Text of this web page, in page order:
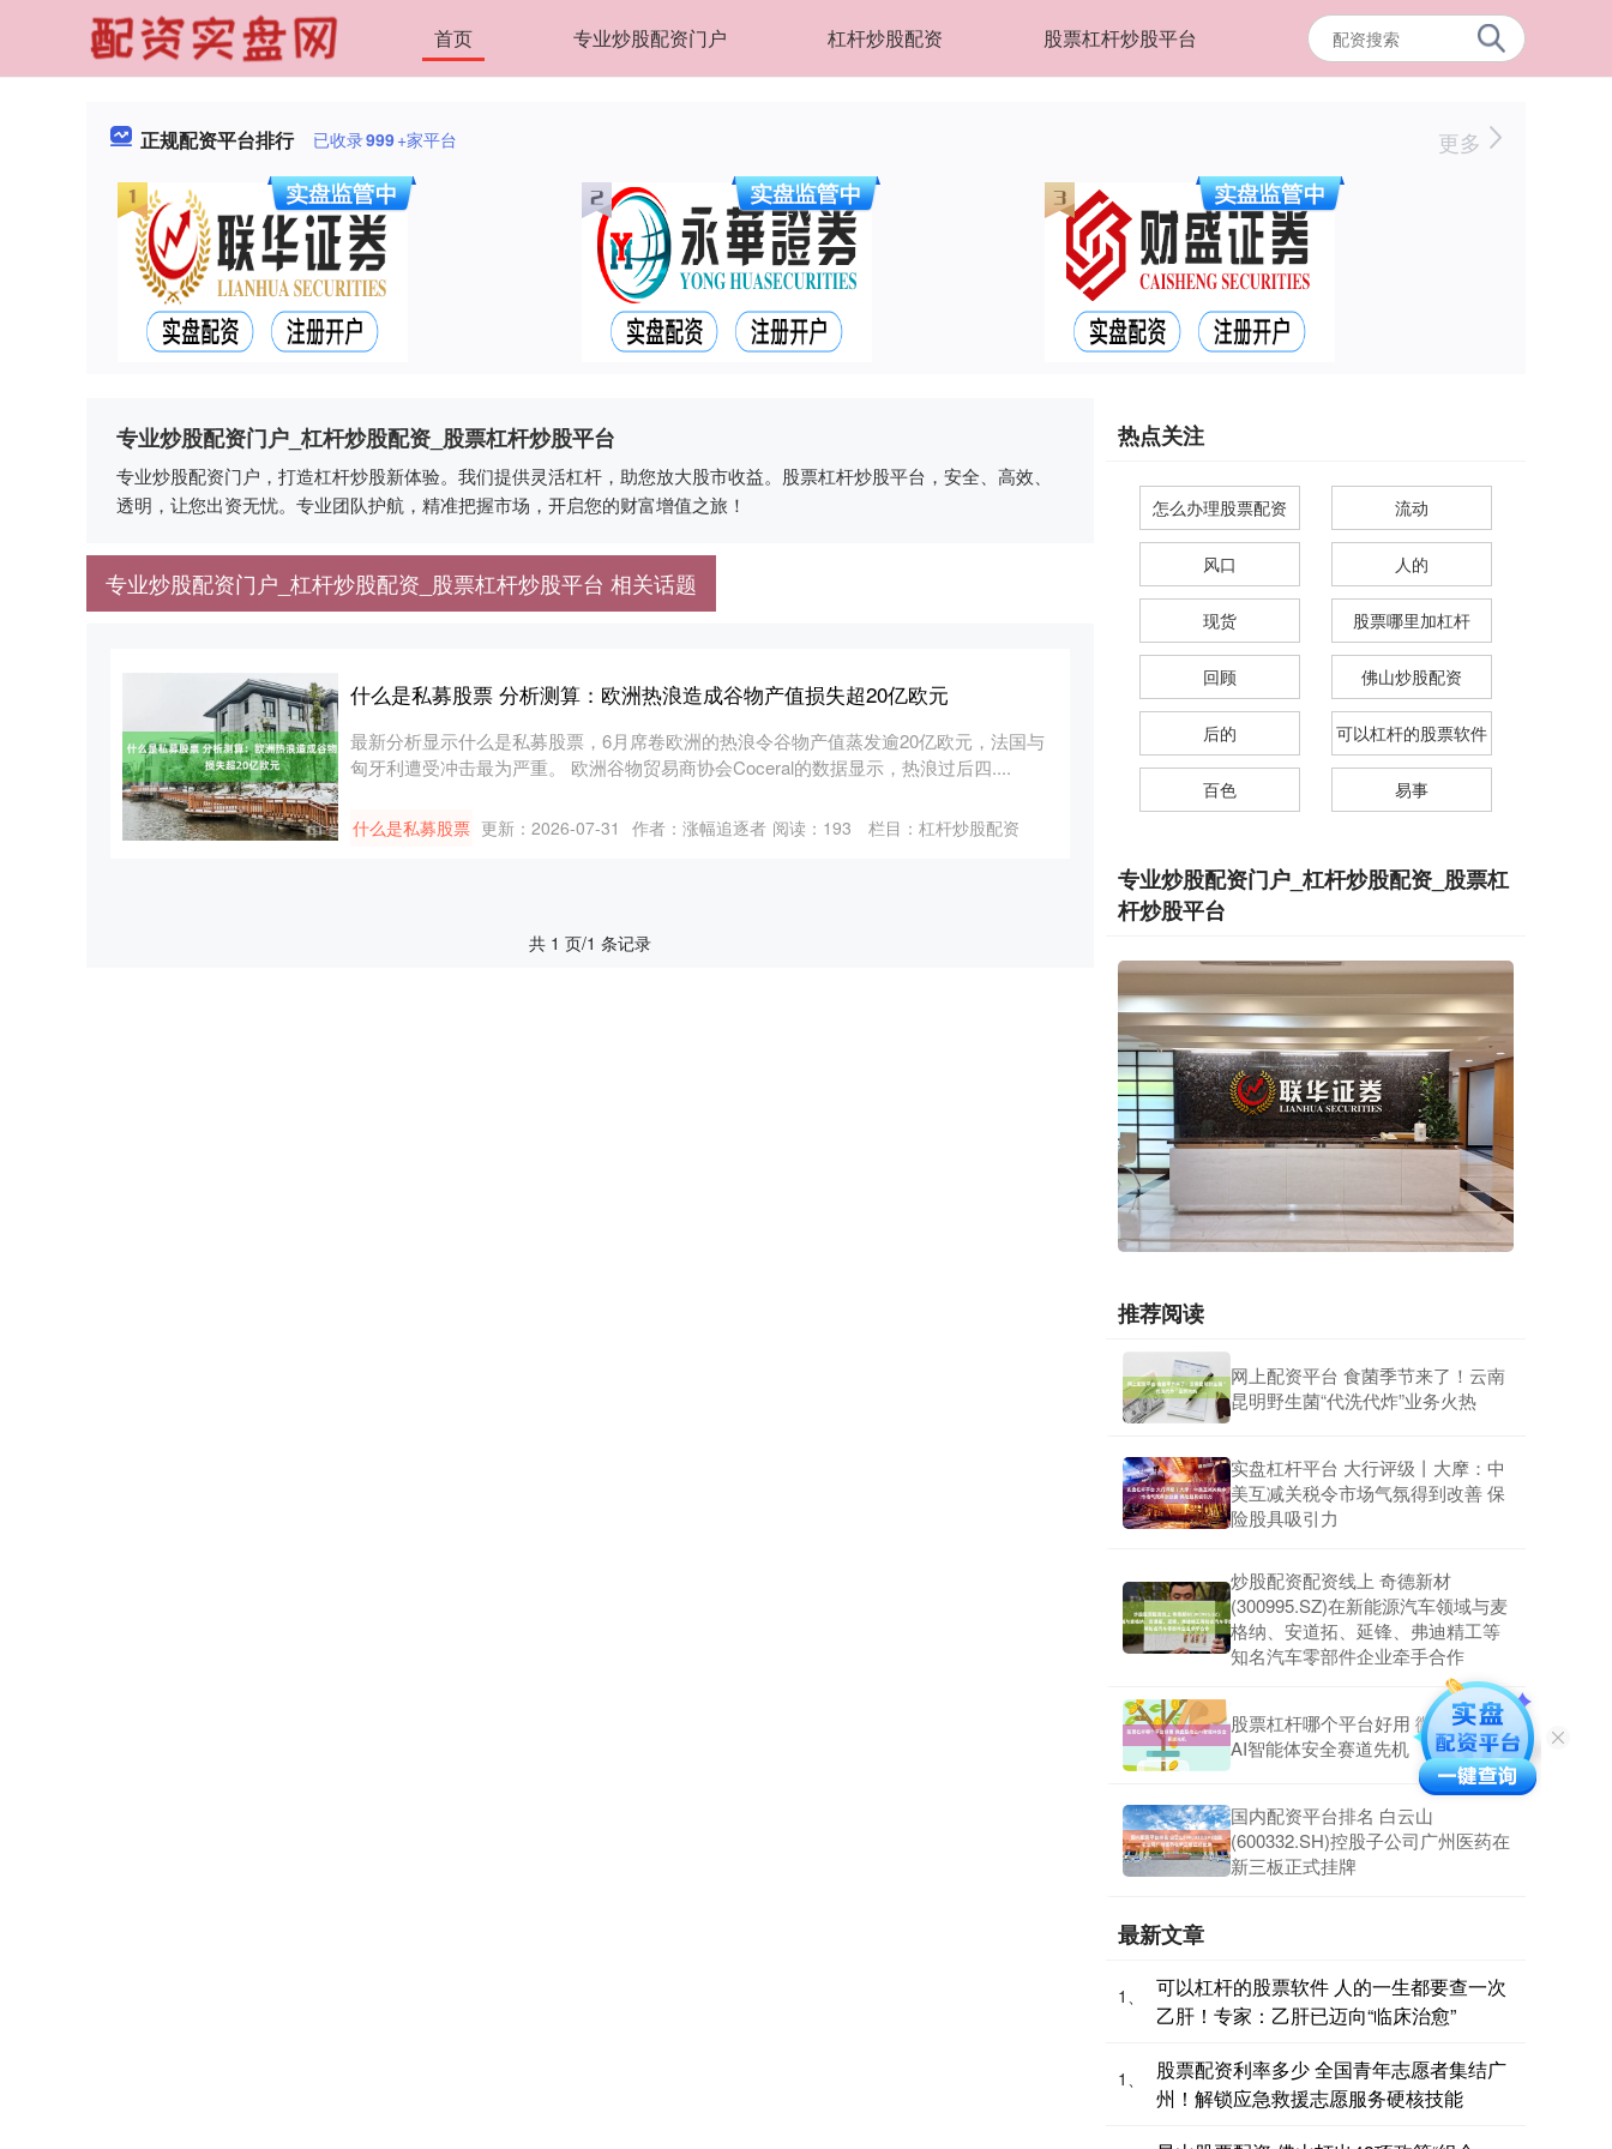
首页 专业炒股配资门户 杠杆炒股配资 股票杠杆炒股平台
正规配资平台排行 已收录999+家平台 更多
专业炒股配资门户_杠杆炒股配资_股票杠杆炒股平台
专业炒股配资门户，打造杠杆炒股新体验。我们提供灵活杠杆，助您放大股市收益。股票杠杆炒股平台，安全、高效、
透明，让您出资无忧。专业团队护航，精准把握市场，开启您的财富增值之旅！
专业炒股配资门户_杠杆炒股配资_股票杠杆炒股平台 相关话题
什么是私募股票 分析测算：欧洲热浪造成谷物产值损失超20亿欧元
最新分析显示什么是私募股票，6月席卷欧洲的热浪令谷物产值蒸发逾20亿欧元，法国与
匈牙利遭受冲击最为严重。 欧洲谷物贸易商协会Coceral的数据显示，热浪过后四....
什么是私募股票 更新：2026-07-31 作者：涨幅追逐者 阅读： 193 栏目： 杠杆炒股配资
共 1 页/1 条记录
热点关注
怎么办理股票配资 流动
风口 人的
现货 股票哪里加杠杆
回顾 佛山炒股配资
后的 可以杠杆的股票软件
百色 易事
专业炒股配资门户_杠杆炒股配资_股票杠
杆炒股平台
推荐阅读
网上配资平台 食菌季节来了！云南
昆明野生菌“代洗代炸”业务火热
实盘杠杆平台 大行评级丨大摩：中
美互减关税令市场气氛得到改善 保
险股具吸引力
炒股配资配资线上 奇德新材
(300995.SZ)在新能源汽车领域与麦
格纳、安道拓、延锋、弗迪精工等
知名汽车零部件企业牵手合作
股票杠杆哪个平台好用 微盘股抢占
AI智能体安全赛道先机
国内配资平台排名 白云山
(600332.SH)控股子公司广州医药在
新三板正式挂牌
最新文章
1、
可以杠杆的股票软件 人的一生都要查一次
乙肝！专家：乙肝已迈向“临床治愈”
1、
股票配资利率多少 全国青年志愿者集结广
州！解锁应急救援志愿服务硬核技能